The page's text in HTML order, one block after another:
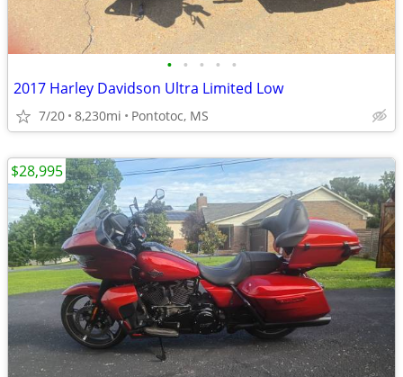
• • • • •
2017 Harley Davidson Ultra Limited Low
7/20 8,230mi Pontotoc, MS
$28,995